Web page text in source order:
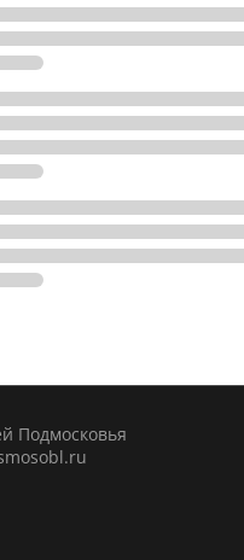
Подмосковья